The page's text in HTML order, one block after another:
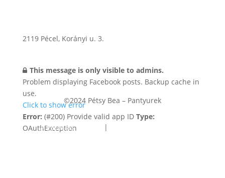
2119 Pécel, Korányi u. 3.
This message is only visible to admins.
Problem displaying Facebook posts. Backup cache in
use.
Click to show error
Error: (#200) Provide valid app ID Type:
OAuthException
©2024 Pétsy Bea – Pantyurek
A vásárlás menete |